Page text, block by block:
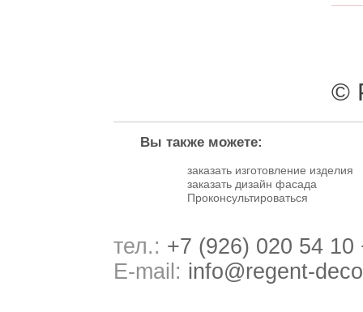
©
Вы также можете:
заказать изготовление изделия
заказать дизайн фасада
Проконсультироваться
тел.: +7 (926) 020 54 10
E-mail: info@regent-